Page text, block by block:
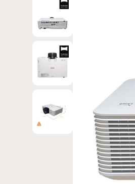
Bild 4 in Galerieansicht
Bild 5 in